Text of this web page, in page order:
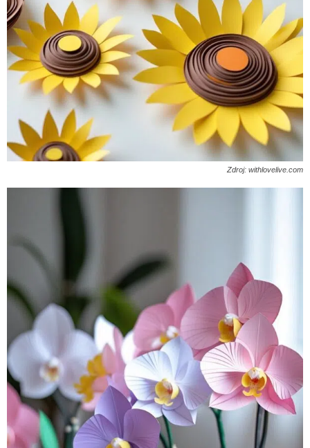
Zdroj: withlovelive.com